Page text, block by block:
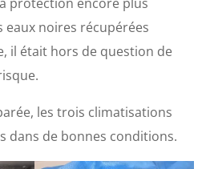
eaux noires récupérées
il était hors de question de
les trois climatisations
dans de bonnes conditions.